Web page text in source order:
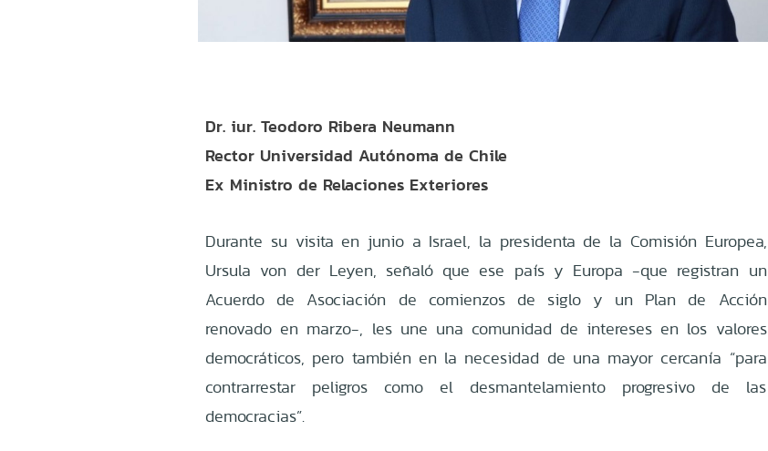
Dr. iur. Teodoro Ribera Neumann
Rector Universidad Autónoma de Chile
Ex Ministro de Relaciones Exteriores
Durante su visita en junio a Israel, la presidenta de la Comisión Europea,
Ursula von der Leyen, señaló que ese país y Europa -que registran un
Acuerdo de Asociación de comienzos de siglo y un Plan de Acción
renovado en marzo-, les une una comunidad de intereses en los valores
democráticos, pero también en la necesidad de una mayor cercanía “para
contrarrestar peligros como el desmantelamiento progresivo de las
democracias”.